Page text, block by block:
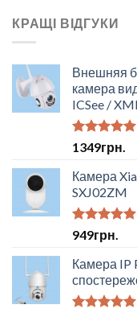
КРАЩІ ВІДГУКИ
Внешняя
камера
ICSee /
Оцінено в
з 5
1349грн.
Камера
SXJ02ZM
Оцінено в
з 5
949грн.
Камера IP